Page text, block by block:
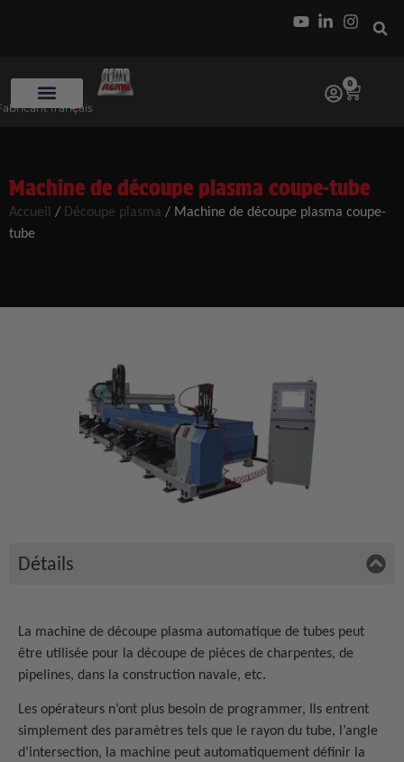
français
0
Machine de découpe plasma coupe-tube
Accueil / Découpe plasma / Machine de découpe plasma coupe-
tube
Détails
La machine de découpe plasma automatique de tubes peut
être utilisée pour la découpe de pièces de charpentes, de
pipelines, dans la construction navale, etc.
Les opérateurs n’ont plus besoin de programmer, Ils entrent
simplement des paramètres tels que le rayon du tube, l’angle
d’intersection, la machine peut automatiquement définir la